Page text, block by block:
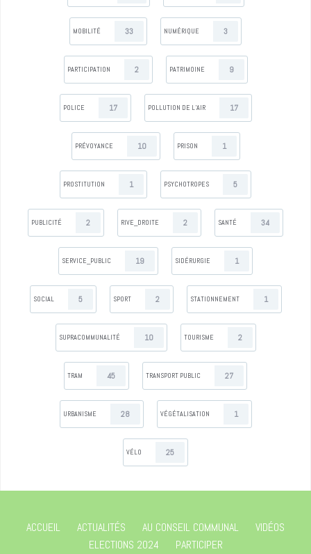
MOBILITÉ 33 NUMÉRIQUE 3
PARTICIPATION 2 PATRIMOINE 9
POLICE 17 POLLUTION DE L’AIR 17
PRÉVOYANCE 10 PRISON 1
PROSTITUTION 1 PSYCHOTROPES 5
PUBLICITÉ 2 RIVE_DROITE 2 SANTÉ 34
SERVICE_PUBLIC 19 SIDÉRURGIE 1
SOCIAL 5 SPORT 2 STATIONNEMENT 1
SUPRACOMMUNALITÉ 10 TOURISME 2
TRAM 45 TRANSPORT PUBLIC 27
URBANISME 28 VÉGÉTALISATION 1
VÉLO 25
ACCUEIL ACTUALITÉS AU CONSEIL COMMUNAL
VIDÉOS
ELECTIONS 2024
PARTICIPER